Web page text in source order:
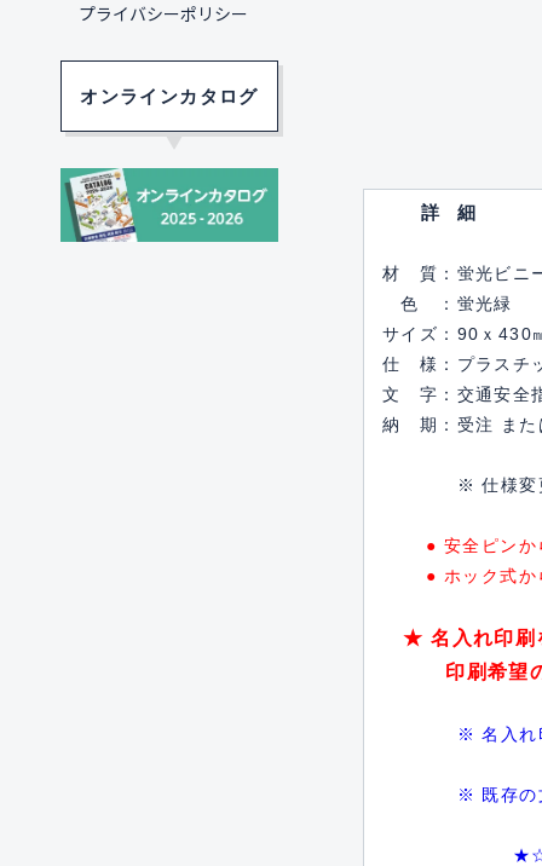
詳細
材 質：蛍光ビニ
色 ：蛍光緑
サイズ：90ｘ430
仕 様：プラスチ
文 字：交通安全
納 期：受注 また
※ 仕様変更を
● 安全ピンから
● ホック式から
★ 名入れ印刷
印刷希望の
※ 名入れ印刷に
※ 既存の文字
★☆★ 別途
プライバシーポリシー
オンラインカタログ